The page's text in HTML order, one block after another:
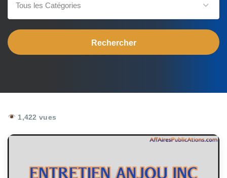
Tous les Catégories
1,422 vues